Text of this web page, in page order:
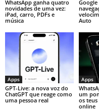
WhatsApp ganha quatro
novidades de uma vez:
iPad, carro, PDFs e
música
Google
Auto
Apps
GPT-Live: a nova voz do
ChatGPT que reage como
uma pessoa real
Apps
um
os teus
online